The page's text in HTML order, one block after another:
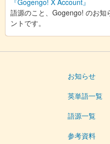
『Gogengo! X Account』
語源のこと、Gogengo! のお知
ントです。
お知らせ
英単語一覧
語源一覧
参考資料